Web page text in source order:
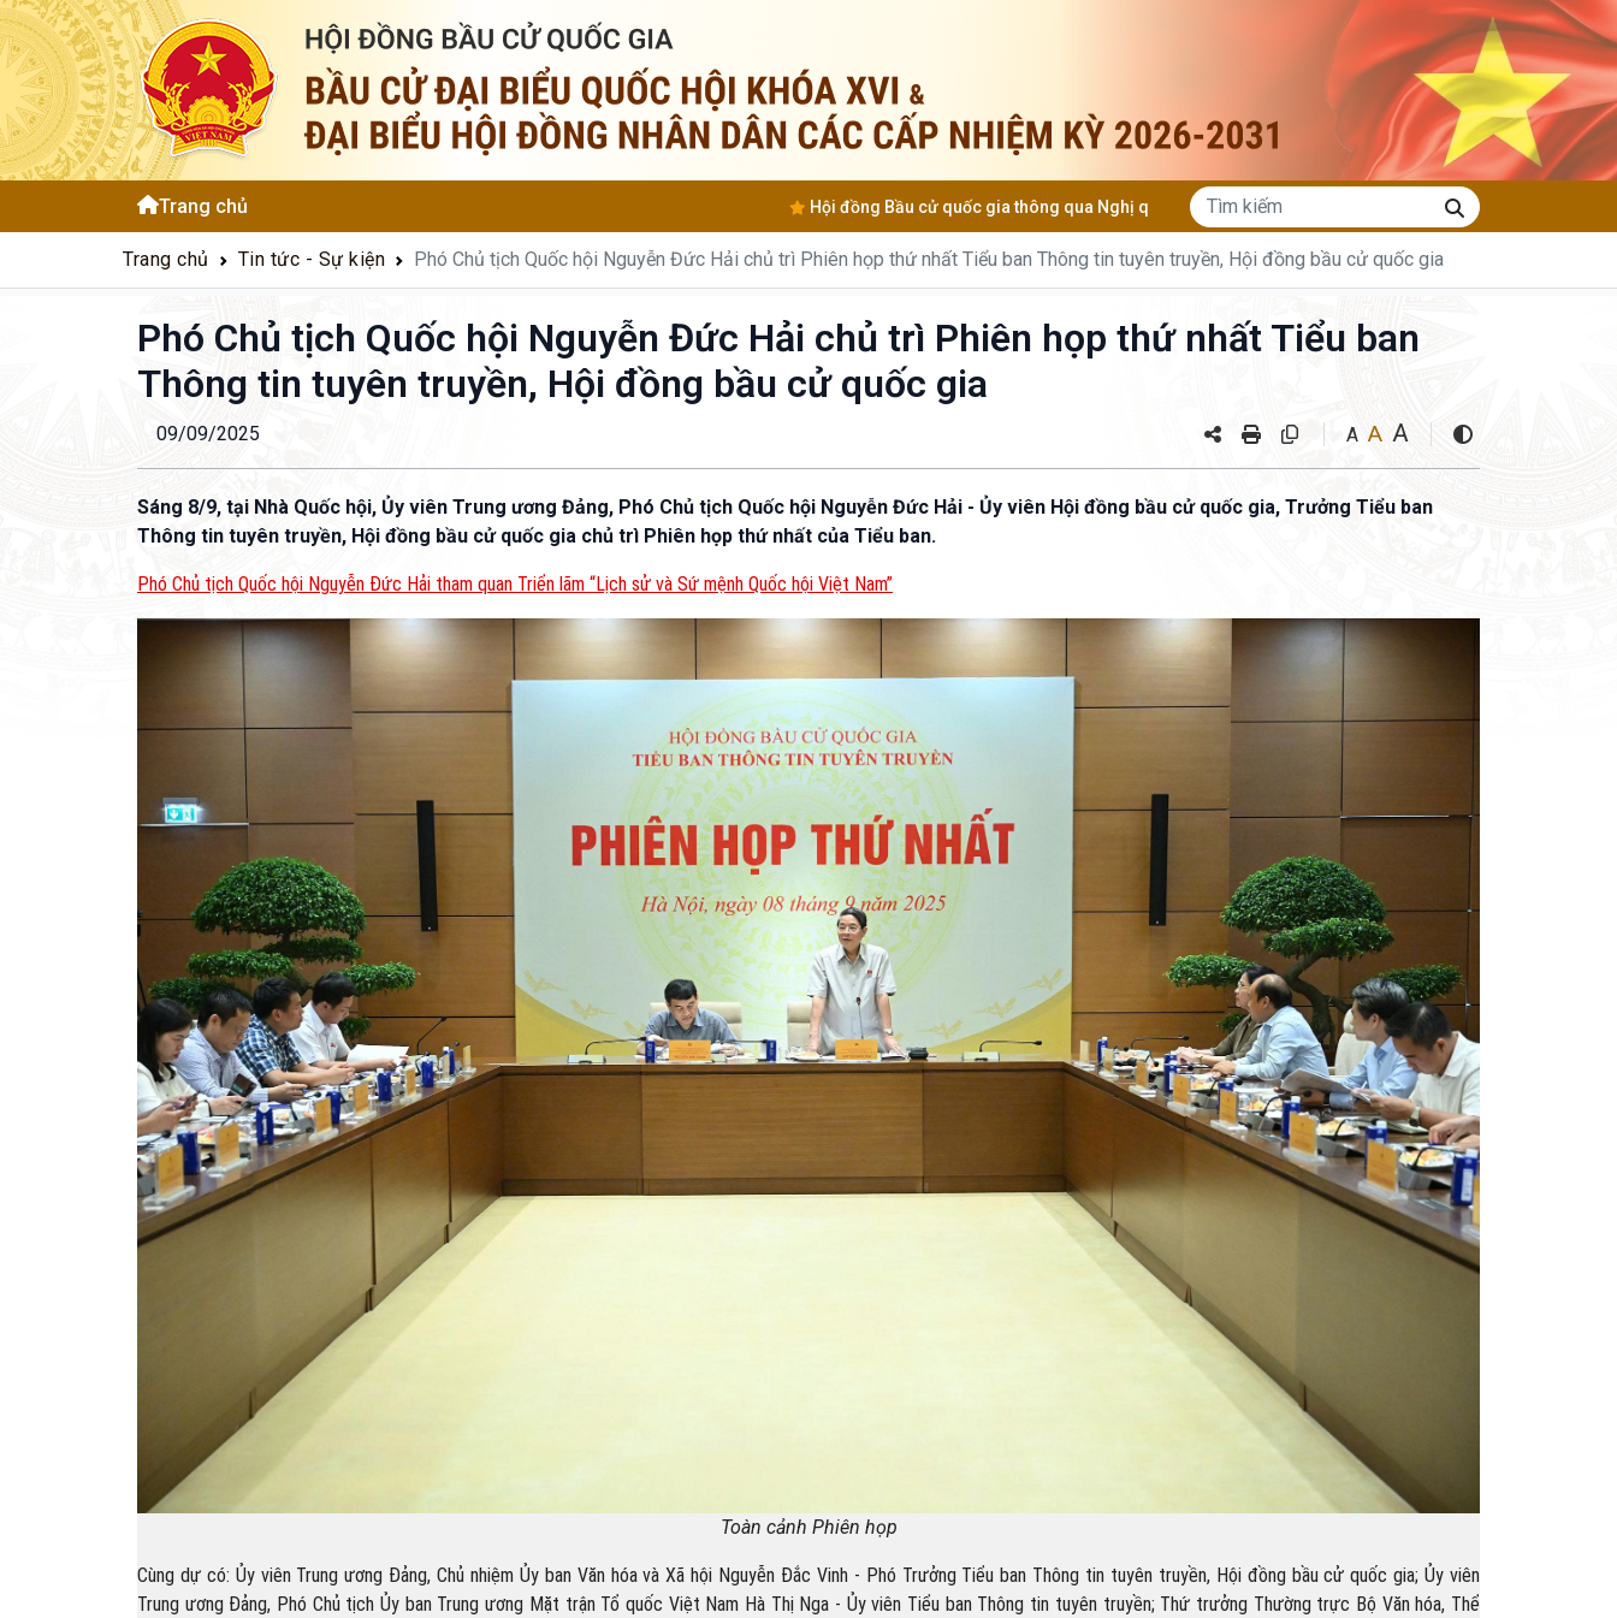
Trang chủ Hội đồng Bầu cử quốc gia thông qua Nghị quyết công bố kết quả bầu cử ĐBQH khóa XVI Phó Chủ tịch Quốc hội
Trang chủ Tin tức - Sự kiện Phó Chủ tịch Quốc hội Nguyễn Đức Hải chủ trì Phiên họp thứ nhất Tiểu ban Thông tin tuyên truyền, Hội đồng bầu cử quốc gia
Phó Chủ tịch Quốc hội Nguyễn Đức Hải chủ trì Phiên họp thứ nhất Tiểu ban
Thông tin tuyên truyền, Hội đồng bầu cử quốc gia
09/09/2025 A A A
Sáng 8/9, tại Nhà Quốc hội, Ủy viên Trung ương Đảng, Phó Chủ tịch Quốc hội Nguyễn Đức Hải - Ủy viên Hội đồng bầu cử quốc gia, Trưởng Tiểu ban
Thông tin tuyên truyền, Hội đồng bầu cử quốc gia chủ trì Phiên họp thứ nhất của Tiểu ban.
Phó Chủ tịch Quốc hội Nguyễn Đức Hải tham quan Triển lãm “Lịch sử và Sứ mệnh Quốc hội Việt Nam”
Toàn cảnh Phiên họp
Cùng dự có: Ủy viên Trung ương Đảng, Chủ nhiệm Ủy ban Văn hóa và Xã hội Nguyễn Đắc Vinh - Phó Trưởng Tiểu ban Thông tin tuyên truyền, Hội đồng bầu cử quốc gia; Ủy viên
Trung ương Đảng, Phó Chủ tịch Ủy ban Trung ương Mặt trận Tổ quốc Việt Nam Hà Thị Nga - Ủy viên Tiểu ban Thông tin tuyên truyền; Thứ trưởng Thường trực Bộ Văn hóa, Thể